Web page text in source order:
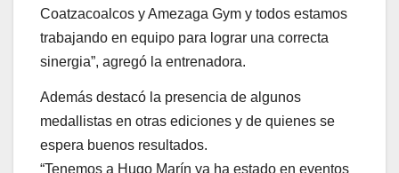
Coatzacoalcos y Amezaga Gym y todos estamos
trabajando en equipo para lograr una correcta
sinergia”, agregó la entrenadora.
Además destacó la presencia de algunos
medallistas en otras ediciones y de quienes se
espera buenos resultados.
“Tenemos a Hugo Marín ya ha estado en eventos